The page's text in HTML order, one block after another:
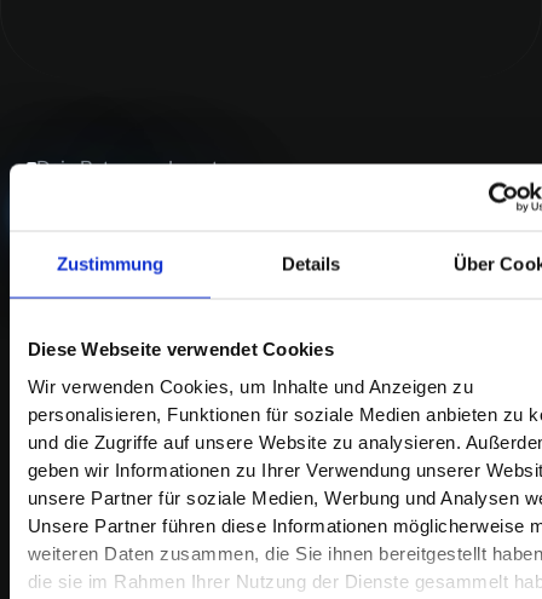
Zustimmung Details Über
Diese Webseite verwendet Cookies
Wir verwenden Cookies, um Inhalte und Anzeigen zu
personalisieren, Funktionen für soziale Medien anbieten zu
und die Zugriffe auf unsere Website zu analysieren.
geben wir Informationen zu Ihrer Verwendung unserer
unsere Partner für soziale Medien, Werbung und Analysen
Unsere Partner führen diese Informationen möglicherweise
weiteren Daten zusammen, die Sie ihnen bereitgestellt
die sie im Rahmen Ihrer Nutzung der Dienste gesammelt
Dein Return on Invest
andere Investition
Investition wissen wir: Welcher Prozess wie viele Stunden
frisst. Was diese Stunden Dich pro Jahr kosten. Und wie
viel davon KI übernehmen kann.
Wenn Dein Team heute 3 Stunden täglich mit
Datenerfassung verbringt, kennen wir die Einsparung auf
den Euro genau. Keine Schätzung. Keine Hoffnung. Eine
Rechnung.